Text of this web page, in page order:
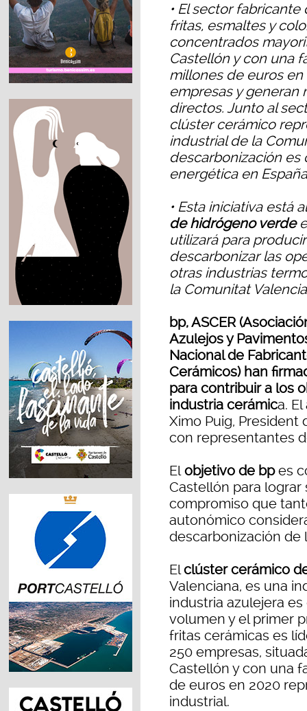
• El sector
fritas, esmaltes y
concentrados
Castellón y con una
millones de euros
empresas y generan
directos. Junto al
clúster cerámico
industrial de la
descarbonización es
energética en
• Esta iniciativa está
de hidrógeno verde
utilizará para
descarbonizar las
otras industrias
la Comunitat
bp, ASCER
Azulejos y
Nacional de
Cerámicos) han
para contribuir a los
industria cerámica.
Ximo Puig, President
con representantes
Elobjetivo de bpes
Castellón para
compromiso que
autonómico
descarbonización de
Elclúster cerámico
Valenciana, es una
industria azulejera
volumen y el primer
fritas cerámicas es
250 empresas,
Castellón y con una
de euros en 2020
industrial.